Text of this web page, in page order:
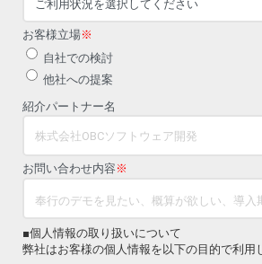
お客様立場※
自社での検討
他社への提案
紹介パートナー名
お問い合わせ内容 ※
■個人情報の取り扱いについて
弊社はお客様の個人情報を以下の目的で利用